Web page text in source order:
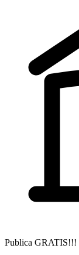
Publica GRATIS!!!